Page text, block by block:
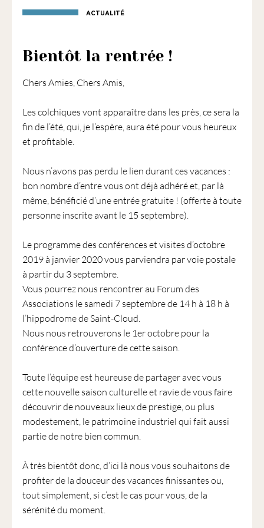
ayant
vocation
culturelle.
ACTUALITÉ
Bientôt la rentrée !
Chers Amies, Chers Amis,
Les colchiques vont apparaître dans les près, ce sera la
fin de l’été, qui, je l’espère, aura été pour vous heureux
et profitable.
Nous n’avons pas perdu le lien durant ces vacances :
bon nombre d’entre vous ont déjà adhéré et, par là
même, bénéficié d’une entrée gratuite ! (offerte à toute
personne inscrite avant le 15 septembre).
Le programme des conférences et visites d’octobre
2019 à janvier 2020 vous parviendra par voie postale
à partir du 3 septembre.
Vous pourrez nous rencontrer au Forum des
Associations le samedi 7 septembre de 14 h à 18 h à
l’hippodrome de Saint-Cloud.
Nous nous retrouverons le 1er octobre pour la
conférence d’ouverture de cette saison.
Toute l’équipe est heureuse de partager avec vous
cette nouvelle saison culturelle et ravie de vous faire
découvrir de nouveaux lieux de prestige, ou plus
modestement, le patrimoine industriel qui fait aussi
partie de notre bien commun.
À très bientôt donc, d’ici là nous vous souhaitons de
profiter de la douceur des vacances finissantes ou,
tout simplement, si c’est le cas pour vous, de la
sérénité du moment.